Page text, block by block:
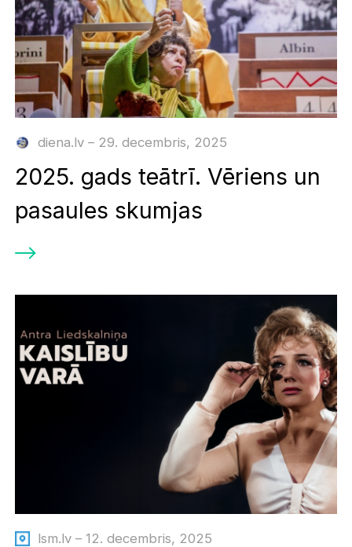
diena.lv – 29. decembris, 2025
2025. gads teātrī. Vēriens un
pasaules skumjas
lsm.lv – 12. decembris, 2025